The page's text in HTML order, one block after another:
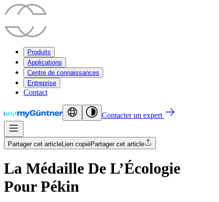
Produits
Applications
Centre de connaissances
Entreprise
Contact
Contacter un expert
Partager cet articleLien copiéPartager cet article
La Médaille De L’Écologie
Pour Pékin